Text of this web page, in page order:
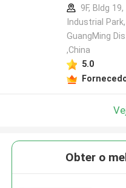
9F, Bldg
Industrial
GuangMing
,China
5.0
Obter o